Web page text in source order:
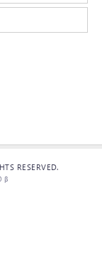
RESERVED.
β